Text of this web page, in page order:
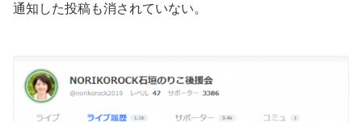
通知した投稿も消されていない。